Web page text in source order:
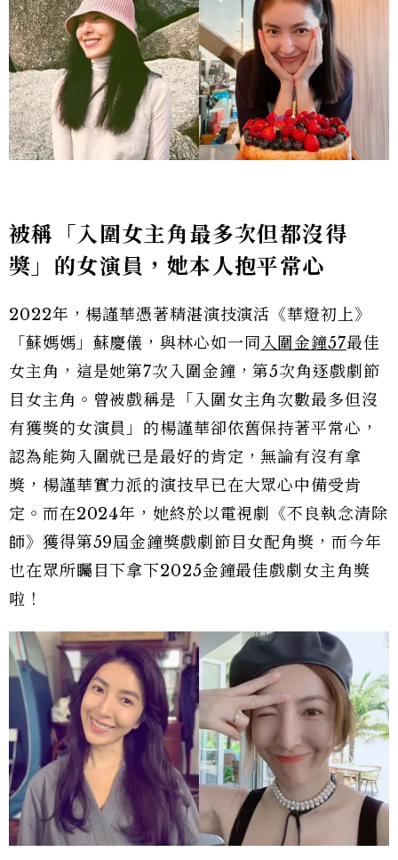
被稱「入圍女主角最多次但都沒得
獎」的女演員，她本人抱平常心
2022年，楊謹華憑著精湛演技演活《華燈初上》
「蘇媽媽」蘇慶儀，與林心如一同入圍金鐘57最佳
女主角，這是她第7次入圍金鐘，第5次角逐戲劇節
目女主角。曾被戲稱是「入圍女主角次數最多但沒
有獲獎的女演員」的楊謹華卻依舊保持著平常心，
認為能夠入圍就已是最好的肯定，無論有沒有拿
獎，楊謹華實力派的演技早已在大眾心中備受肯
定。而在2024年，她終於以電視劇《不良執念清除
師》獲得第59屆金鐘獎戲劇節目女配角獎，而今年
也在眾所矚目下拿下2025金鐘最佳戲劇女主角獎
啦！